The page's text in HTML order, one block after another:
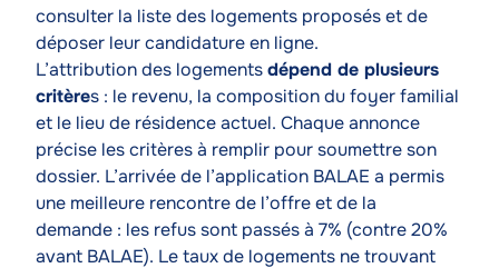
consulter la liste des logements proposés et de
déposer leur candidature en ligne.
L’attribution des logementsdépend de plusieurs
critères : le revenu, la composition du foyer familial
et le lieu de résidence actuel. Chaque annonce
précise les critères à remplir pour soumettre son
dossier. L’arrivée de l’application BALAE a permis
une meilleure rencontre de l’offre et de la
demande : les refus sont passés à 7% (contre 20%
avant BALAE). Le taux de logements ne trouvant